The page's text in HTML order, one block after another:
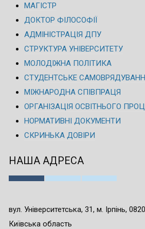
МАГІСТР
ДОКТОР ФІЛОСОФІЇ
АДМІНІСТРАЦІЯ ДПУ
СТРУКТУРА УНІВЕРСИТЕТУ
МОЛОДІЖНА ПОЛІТИКА
СТУДЕНТСЬКЕ
МІЖНАРОДНА СПІВПРАЦЯ
ОРГАНІЗАЦІЯ ОСВІТНЬОГО
НОРМАТИВНІ ДОКУМЕНТИ
СКРИНЬКА ДОВІРИ
НАША АДРЕСА
вул. Університетська, 31, м. Ірпінь,
Київська область